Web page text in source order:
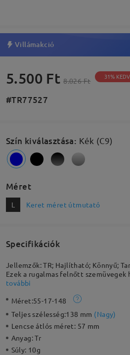
Villámakció
5.500 Ft 8.026 Ft 31%
#TR77527
Szín kiválasztása: Kék (C9)
Méret
L Keret méret útmutató
Specifikációk
Jellemzők: TR; Hajlítható; Könnyű;
Ezek a rugalmas felnőtt szemüvegek
készültek, biztosítva a kényelmet. Ez
további
Méret:55-17-148
Teljes szélesség:138 mm (Nagy)
Lencse átlós méret: 57 mm
Anyag:Tr
Súly: 10g